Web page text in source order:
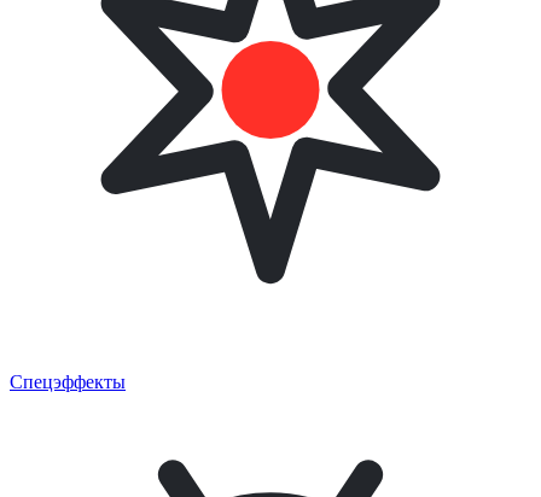
Спецэффекты